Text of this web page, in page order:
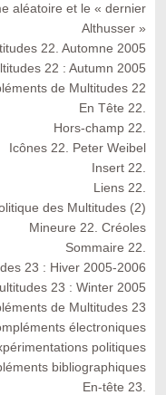
aléatoire et le « dernier
Althusser »
22. Automne 2005
22 : Autumn 2005
de Multitudes 22
En Tête 22.
Hors-champ 22.
Icônes 22. Peter Weibel
Insert 22.
Liens 22.
des Multitudes (2)
Mineure 22. Créoles
Sommaire 22.
23 : Hiver 2005-2006
23 : Winter 2005
de Multitudes 23
électroniques
politiques
bibliographiques
En-tête 23.